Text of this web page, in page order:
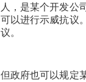
人，是某个开发公
可以进行示威抗议
议。
但政府也可以规定